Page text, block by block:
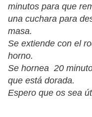
minutos para que
una cuchara para
masa.
Se extiende con el
horno.
Se hornea 20
que está dorada.
Espero que os sea